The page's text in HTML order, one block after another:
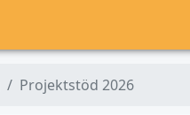
Projektstöd 2026